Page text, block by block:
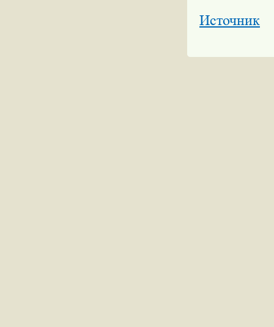
Источник